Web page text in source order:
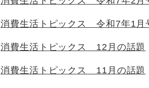
消費生活トピックス 令和7年1月
消費生活トピックス 12月の話題
消費生活トピックス 11月の話題